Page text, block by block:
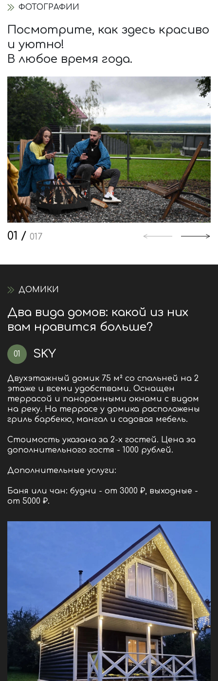
ФОТОГРАФИИ
Посмотрите, как здесь красиво
и уютно!
В любое время года.
1 / 17
ДОМИКИ
Два вида домов: какой из них
вам нравится больше?
01 SKY
Двухэтажный домик 75 м² со спальней на 2
этаже и всеми удобствами. Оснащен
террасой и панорамными окнами с видом
на реку. На террасе у домика расположены
гриль барбекю, мангал и садовая мебель.
Стоимость указана за 2-х гостей. Цена за
дополнительного гостя - 1000 рублей.
Дополнительные услуги:
Баня или чан: будни - от 3000 ₽, выходные -
от 5000 ₽.